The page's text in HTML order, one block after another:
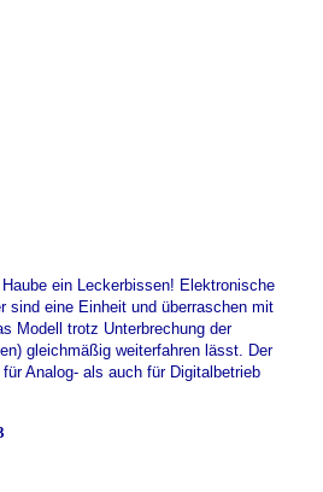
ein Leckerbissen! Elektronische
sind eine Einheit und überraschen mit
Modell trotz Unterbrechung der
gleichmäßig weiterfahren lässt. Der
Analog- als auch für Digitalbetrieb